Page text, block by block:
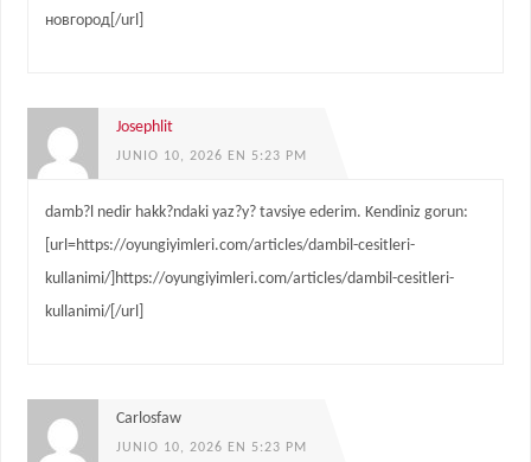
новгород[/url]
Josephlit
JUNIO 10, 2026 EN 5:23 PM
damb?l nedir hakk?ndaki yaz?y? tavsiye ederim. Kendiniz gorun:
[url=https://oyungiyimleri.com/articles/dambil-cesitleri-
kullanimi/]https://oyungiyimleri.com/articles/dambil-cesitleri-
kullanimi/[/url]
Carlosfaw
JUNIO 10, 2026 EN 5:23 PM